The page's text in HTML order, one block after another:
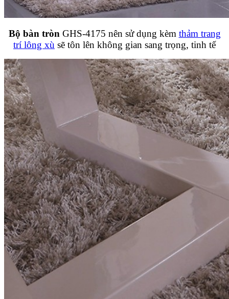
Bộ bàn tròn GHS-4175 nên sử dụng kèm thảm trang
trí lông xù sẽ tôn lên không gian sang trọng, tinh tế